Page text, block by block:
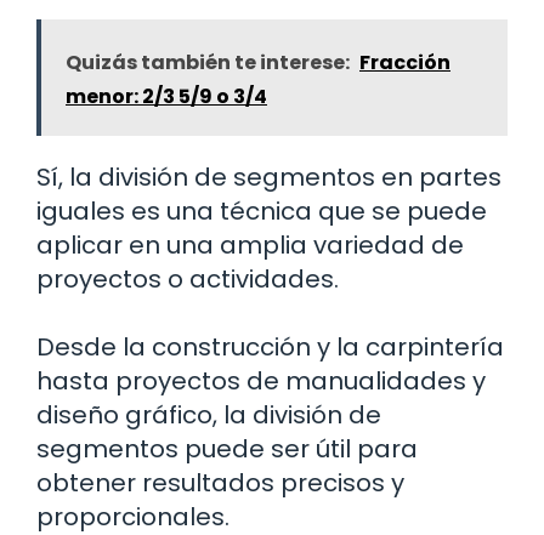
Quizás también te interese: Fracción
menor: 2/3 5/9 o 3/4
Sí, la división de segmentos en partes
iguales es una técnica que se puede
aplicar en una amplia variedad de
proyectos o actividades.
Desde la construcción y la carpintería
hasta proyectos de manualidades y
diseño gráfico, la división de
segmentos puede ser útil para
obtener resultados precisos y
proporcionales.